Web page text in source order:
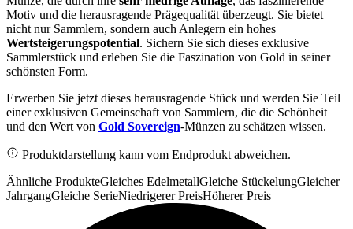
Motiv und die herausragende Prägequalität überzeugt. Sie bietet
nicht nur Sammlern, sondern auch Anlegern ein hohes
Wertsteigerungspotential. Sichern Sie sich dieses exklusive
Sammlerstück und erleben Sie die Faszination von Gold in seiner
schönsten Form.
Erwerben Sie jetzt dieses herausragende Stück und werden Sie Teil
einer exklusiven Gemeinschaft von Sammlern, die die Schönheit
und den Wert von Gold Sovereign-Münzen zu schätzen wissen.
Produktdarstellung kann vom Endprodukt abweichen.
Ähnliche ProdukteGleiches EdelmetallGleiche StückelungGleicher
JahrgangGleiche SerieNiedrigerer PreisHöherer Preis